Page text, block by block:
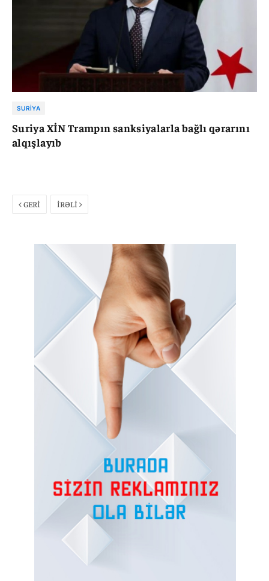
SURIYA
Suriya XİN Trampın sanksiyalarla bağlı qərarını
alqışlayıb
GERİ İRƏLİ